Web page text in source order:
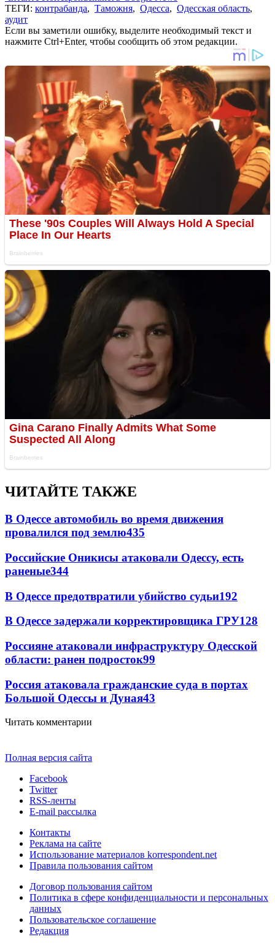
ТЕГИ: контрабанда, Таможня, Одесса, Одесская область,
аудит
Если вы заметили ошибку, выделите необходимый текст и
нажмите Ctrl+Enter, чтобы сообщить об этом редакции.
ЧИТАЙТЕ ТАКЖЕ
В Одессе автомобиль во время движения
провалился под землю435
Российские Оникисы атаковали Одессу, есть
раненые344
В Одессе предотвратили убийство судьи192
В Одессе задержали корректировщика ГРУ128
Россияне атаковали инфраструктуру Одесской
области: ранен подросток99
Россия атаковала гражданские суда в портах
Большой Одессы и Дуная43
Читать комментарии
Полная версия сайта
Facebook
Twitter
RSS-ленты
E-mail рассылка
Контакты
Реклама на сайте
Использование материалов korrespondent.net
Правила пользования сайтом
Договор пользования сайтом
Политика в сфере конфиденциальности и персональных
данных
Пользовательское соглашение
Редакция